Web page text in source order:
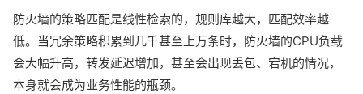
防火墙的策略匹配是线性检索的，规则库越大，匹配效率越
低。当冗余策略积累到几千甚至上万条时，防火墙的CPU负载
会大幅升高，转发延迟增加，甚至会出现丢包、宕机的情况，
本身就会成为业务性能的瓶颈。